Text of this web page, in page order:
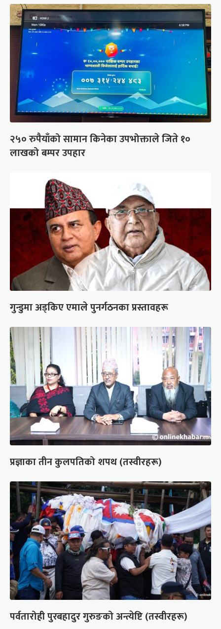
२५० रुपैयाँको सामान किनेका उपभोक्ताले जिते १०
लाखको बम्पर उपहार
गुन्डुमा अड्किए एमाले पुनर्गठनका प्रस्तावहरू
प्रज्ञाका तीन कुलपतिको शपथ (तस्वीरहरू)
पर्वतारोही पुरबहादुर गुरुङको अन्त्येष्टि (तस्वीरहरू)